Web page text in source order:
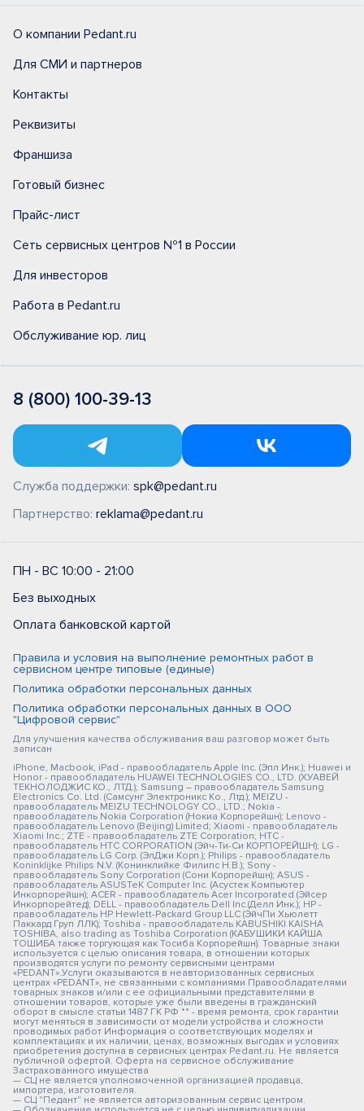
О компании Pedant.ru
Для СМИ и партнеров
Контакты
Реквизиты
Франшиза
Готовый бизнес
Прайс-лист
Сеть сервисных центров №1 в России
Для инвесторов
Работа в Pedant.ru
Обслуживание юр. лиц
8 (800) 100-39-13
Служба поддержки: spk@pedant.ru
Партнерство: reklama@pedant.ru
ПН - ВС 10:00 - 21:00
Без выходных
Оплата банковской картой
Правила и условия на выполнение ремонтных работ в
сервисном центре типовые (единые)
Политика обработки персональных данных
Политика обработки персональных данных в ООО
"Цифровой сервис"
Для улучшения качества обслуживания ваш разговор может быть
записан
iPhone, Macbook, iPad - правообладатель Apple Inc. (Эпл Инк.); Huawei и
Honor - правообладатель HUAWEI TECHNOLOGIES CO., LTD. (ХУАВЕЙ
ТЕКНОЛОДЖИС КО., ЛТД.); Samsung – правообладатель Samsung
Electronics Co. Ltd. (Самсунг Электроникс Ко., Лтд.); MEIZU -
правообладатель MEIZU TECHNOLOGY CO., LTD.; Nokia -
правообладатель Nokia Corporation (Нокиа Корпорейшн); Lenovo -
правообладатель Lenovo (Beijing) Limited; Xiaomi - правообладатель
Xiaomi Inc.; ZTE - правообладатель ZTE Corporation; HTC -
правообладатель HTC CORPORATION (Эйч-Ти-Си КОРПОРЕЙШН); LG -
правообладатель LG Corp. (ЭлДжи Корп.); Philips - правообладатель
Koninklijke Philips N.V. (Конинклийке Филипс Н.В.); Sony -
правообладатель Sony Corporation (Сони Корпорейшн); ASUS -
правообладатель ASUSTeK Computer Inc. (Асустек Компьютер
Инкорпорейшн); ACER - правообладатель Acer Incorporated (Эйсер
Инкорпорейтед); DELL - правообладатель Dell Inc.(Делл Инк.); HP -
правообладатель HP Hewlett-Packard Group LLC (ЭйчПи Хьюлетт
Паккард Груп ЛЛК); Toshiba - правообладатель KABUSHIKI KAISHA
TOSHIBA, also trading as Toshiba Corporation (КАБУШИКИ КАЙША
ТОШИБА также торгующая как Тосиба Корпорейшн). Товарные знаки
используется с целью описания товара, в отношении которых
производятся услуги по ремонту сервисными центрами
«PEDANT».Услуги оказываются в неавторизованных сервисных
центрах «PEDANT», не связанными с компаниями Правообладателями
товарных знаков и/или с ее официальными представителями в
отношении товаров, которые уже были введены в гражданский
оборот в смысле статьи 1487 ГК РФ ** - время ремонта, срок гарантии
могут меняться в зависимости от модели устройства и сложности
проводимых работ Информация о соответствующих моделях и
комплектациях и их наличии, ценах, возможных выгодах и условиях
приобретения доступна в сервисных центрах Pedant.ru. Не является
публичной офертой. Оферта на сервисное обслуживание
Застрахованного имущества
— СЦ не является уполномоченной организацией продавца,
импортера, изготовителя.
— СЦ "Педант" не является авторизованным сервис центром.